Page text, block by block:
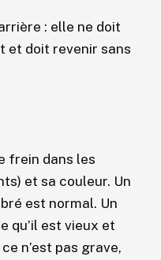
: elle ne doit
et doit revenir sans
frein dans les
et sa couleur. Un
est normal. Un
qu’il est vieux et
n’est pas grave,